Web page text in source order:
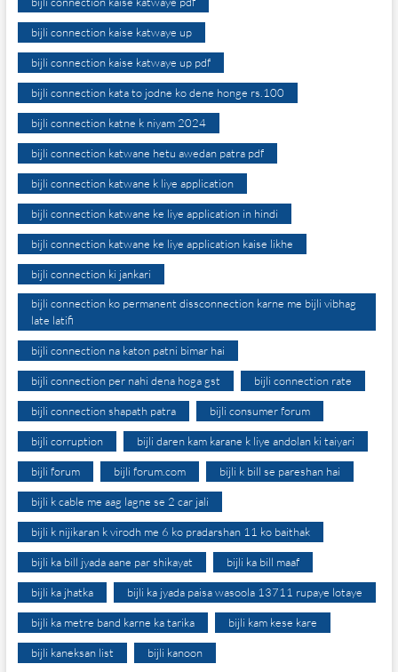
bijli connection kaise katwaye up
bijli connection kaise katwaye up pdf
bijli connection kata to jodne ko dene honge rs.100
bijli connection katne k niyam 2024
bijli connection katwane hetu awedan patra pdf
bijli connection katwane k liye application
bijli connection katwane ke liye application in hindi
bijli connection katwane ke liye application kaise likhe
bijli connection ki jankari
bijli connection ko permanent dissconnection karne me bijli vibhag
late latifi
bijli connection na katon patni bimar hai
bijli connection per nahi dena hoga gst bijli connection rate
bijli connection shapath patra bijli consumer forum
bijli corruption bijli daren kam karane k liye andolan ki taiyari
bijli forum bijli forum.com bijli k bill se pareshan hai
bijli k cable me aag lagne se 2 car jali
bijli k nijikaran k virodh me 6 ko pradarshan 11 ko baithak
bijli ka bill jyada aane par shikayat bijli ka bill maaf
bijli ka jhatka bijli ka jyada paisa wasoola 13711 rupaye lotaye
bijli ka metre band karne ka tarika bijli kam kese kare
bijli kaneksan list bijli kanoon